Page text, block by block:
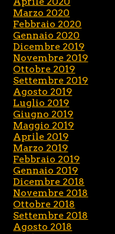
Marzo 2020
Febbraio 2020
Gennaio 2020
Dicembre 2019
Novembre 2019
Ottobre 2019
Settembre 2019
Agosto 2019
Luglio 2019
Giugno 2019
Maggio 2019
Aprile 2019
Marzo 2019
Febbraio 2019
Gennaio 2019
Dicembre 2018
Novembre 2018
Ottobre 2018
Settembre 2018
Agosto 2018